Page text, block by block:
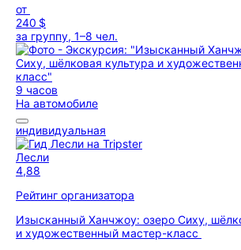
от
240 $
за группу, 1–8 чел.
9 часов
На автомобиле
индивидуальная
Лесли
4,88
Рейтинг организатора
Изысканный Ханчжоу: озеро Сиху,
и художественный мастер-класс